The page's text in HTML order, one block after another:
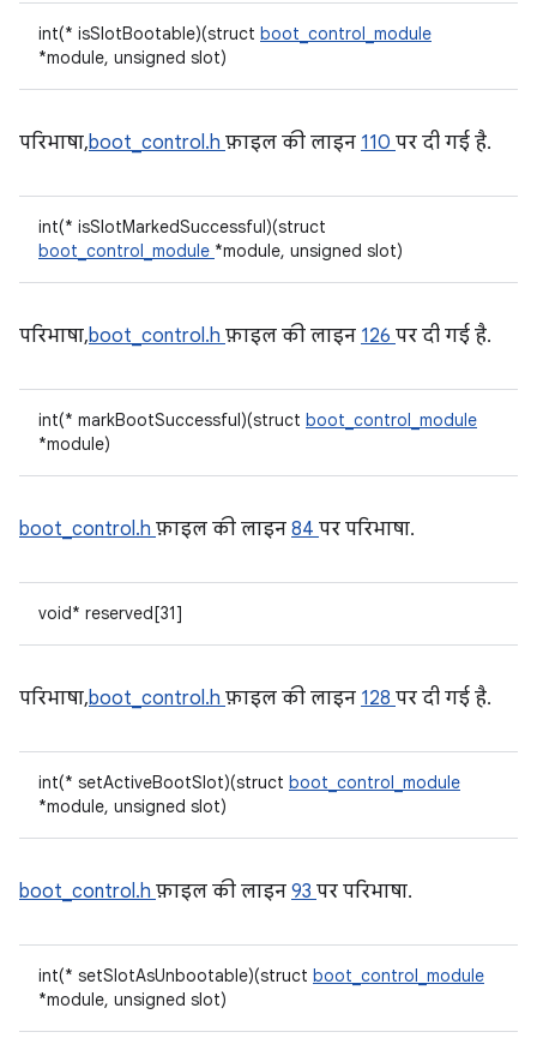
int(* isSlotBootable)(struct boot_control_module
*module, unsigned slot)
परिभाषा,boot_control.h फ़ाइल की लाइन 110 पर दी गई है.
int(* isSlotMarkedSuccessful)(struct
boot_control_module *module, unsigned slot)
परिभाषा,boot_control.h फ़ाइल की लाइन 126 पर दी गई है.
int(* markBootSuccessful)(struct boot_control_module
*module)
boot_control.h फ़ाइल की लाइन 84 पर परिभाषा.
void* reserved[31]
परिभाषा,boot_control.h फ़ाइल की लाइन 128 पर दी गई है.
int(* setActiveBootSlot)(struct boot_control_module
*module, unsigned slot)
boot_control.h फ़ाइल की लाइन 93 पर परिभाषा.
int(* setSlotAsUnbootable)(struct boot_control_module
*module, unsigned slot)